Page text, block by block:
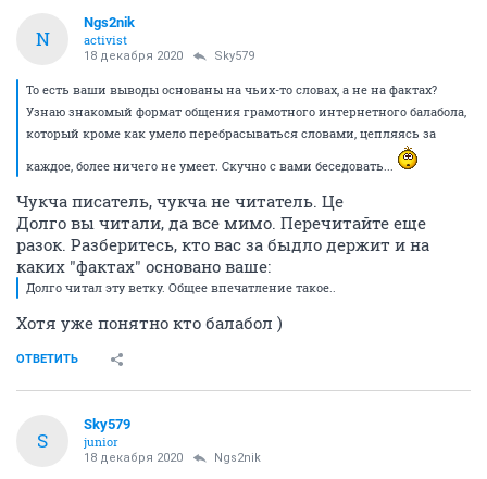
N
Ngs2nik
activist
18 декабря 2020 Sky579
То есть ваши выводы основаны на чьих-то словах, а не на фактах?
Узнаю знакомый формат общения грамотного интернетного балабола,
который кроме как умело перебрасываться словами, цепляясь за
каждое, более ничего не умеет. Скучно с вами беседовать...
Чукча писатель, чукча не читатель. Це
Долго вы читали, да все мимо. Перечитайте еще
разок. Разберитесь, кто вас за быдло держит и на
каких "фактах" основано ваше:
Долго читал эту ветку. Общее впечатление такое..
Хотя уже понятно кто балабол )
ОТВЕТИТЬ
S
Sky579
junior
18 декабря 2020 Ngs2nik